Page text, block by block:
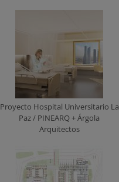
Proyecto Hospital Universitario La
Paz / PINEARQ + Árgola
Arquitectos